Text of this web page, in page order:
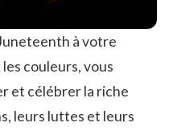
à votre
couleurs, vous
et célébrer la riche
leurs luttes et leurs